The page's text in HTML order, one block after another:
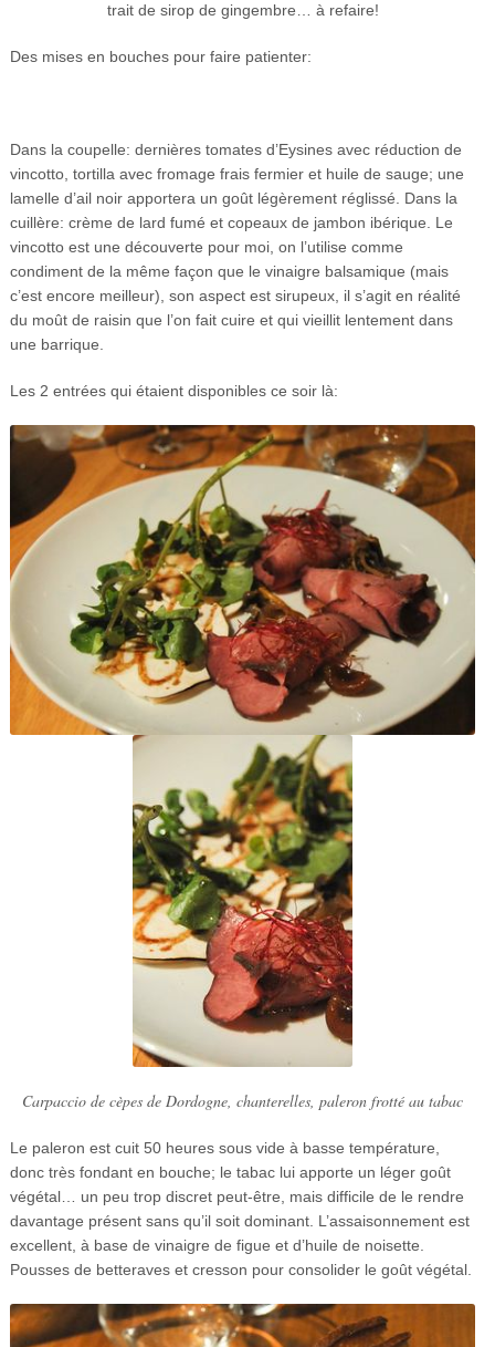
trait de sirop de gingembre… à refaire!
Des mises en bouches pour faire patienter:
Dans la coupelle: dernières tomates d’Eysines avec réduction de
vincotto, tortilla avec fromage frais fermier et huile de sauge; une
lamelle d’ail noir apportera un goût légèrement réglissé. Dans la
cuillère: crème de lard fumé et copeaux de jambon ibérique. Le
vincotto est une découverte pour moi, on l’utilise comme
condiment de la même façon que le vinaigre balsamique (mais
c’est encore meilleur), son aspect est sirupeux, il s’agit en réalité
du moût de raisin que l’on fait cuire et qui vieillit lentement dans
une barrique.
Les 2 entrées qui étaient disponibles ce soir là:
Carpaccio de cèpes de Dordogne, chanterelles, paleron frotté au tabac
Le paleron est cuit 50 heures sous vide à basse température,
donc très fondant en bouche; le tabac lui apporte un léger goût
végétal… un peu trop discret peut-être, mais difficile de le rendre
davantage présent sans qu’il soit dominant. L’assaisonnement est
excellent, à base de vinaigre de figue et d’huile de noisette.
Pousses de betteraves et cresson pour consolider le goût végétal.